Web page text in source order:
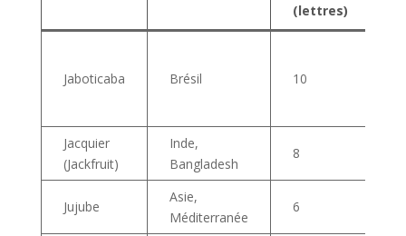
(lettres)
Jaboticaba Brésil 10
Jacquier
(Jackfruit)
Inde,
Bangladesh
8
Jujube
Asie,
Méditerranée
6